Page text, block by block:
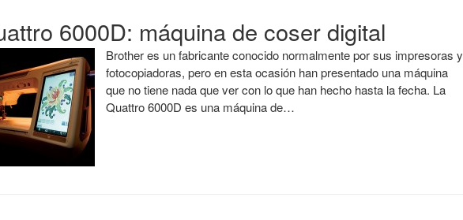
6000D: máquina de coser digital
Brother es un fabricante conocido normalmente por sus impresoras y
fotocopiadoras, pero en esta ocasión han presentado una máquina
que no tiene nada que ver con lo que han hecho hasta la fecha. La
Quattro 6000D es una máquina de…